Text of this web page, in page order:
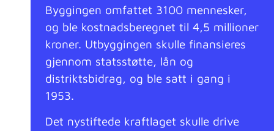
Byggingen omfattet 3100 mennesker,
og ble kostnadsberegnet til 4,5 millioner
kroner. Utbyggingen skulle finansieres
gjennom statsstøtte, lån og
distriktsbidrag, og ble satt i gang i
1953.
Det nystiftede kraftlaget skulle drive